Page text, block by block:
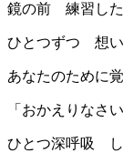
鏡の前 練習し
ひとつずつ 想い
あなたのために
「おかえりなさ
ひとつ深呼吸